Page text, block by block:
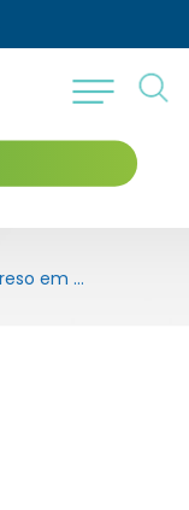
Autor é preso em flagrante com objetos furtados de clínica